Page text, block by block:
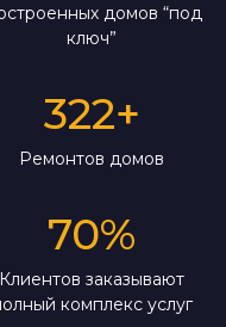
домов “под
ключ”
322+
Ремонтов домов
70%
Клиентов заказывают
комплекс услуг